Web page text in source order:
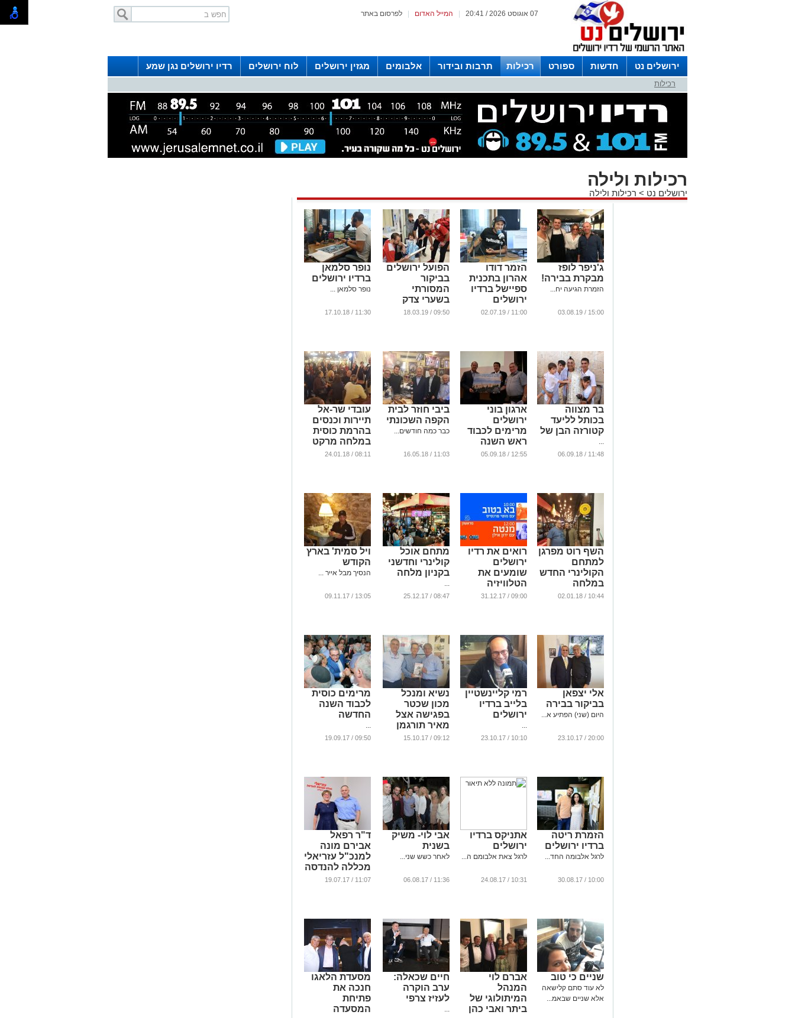
לפרסום באתר המייל האדום 07 אוגוסט 2026 / 20:41
ירושלים נט חדשות ספורט רכילות תרבות ובידור אלבומים מגזין ירושלים לוח ירושלים
רדיו ירושלים נגן שמע
לפרסום ברדיו צרו קשר
רכילות
רכילות ולילה
ירושלים נט > רכילות ולילה
ג'ניפר לופז
מבקרת בבירה!
הזמרת הגיעה יח...
15:00 / 03.08.19
הזמר דודו
אהרון בתכנית
ספיישל ברדיו
ירושלים
...
11:00 / 02.07.19
הפועל ירושלים
בביקור
המסורתי
בשערי צדק
...
09:50 / 18.03.19
נופר סלמאן
ברדיו ירושלים
נופר סלמאן ...
11:30 / 17.10.18
בר מצווה
בכותל לליעד
קטורזה הבן של
...
11:48 / 06.09.18
ארגון בוני
ירושלים
מרימים לכבוד
ראש השנה
...
12:55 / 05.09.18
ביבי חוזר לבית
הקפה השכונתי
כבר כמה חודשים...
11:03 / 16.05.18
עובדי שר-אל
תיירות וכנסים
בהרמת כוסית
במלחה מרקט
...
08:11 / 24.01.18
השף רוט מפרגן
למתחם
הקולינרי החדש
במלחה
...
10:44 / 02.01.18
רואים את רדיו
ירושלים
שומעים את
הטלוויזיה
...
09:00 / 31.12.17
מתחם אוכל
קולינרי וחדשני
בקניון מלחה
...
08:47 / 25.12.17
ויל סמית' בארץ
הקודש
הנסיך מבל אייר ...
13:05 / 09.11.17
אלי יצפאן
בביקור בבירה
היום (שני) הפתיע א...
20:00 / 23.10.17
רמי קליינשטיין
בלייב ברדיו
ירושלים
...
10:10 / 23.10.17
נשיא ומנכל
מכון שכטר
בפגישה אצל
מאיר תורגמן
...
09:12 / 15.10.17
מרימים כוסית
לכבוד השנה
החדשה
...
09:50 / 19.09.17
הזמרת ריטה
ברדיו ירושלים
לרגל אלבומה החד...
10:00 / 30.08.17
אתניקס ברדיו
ירושלים
לרגל צאת אלבומם ה...
10:31 / 24.08.17
אבי לוי- משיק
בשנית
לאחר כשש שני...
11:36 / 06.08.17
ד"ר רפאל
אבירם מונה
למנכ"ל עזריאלי
מכללה להנדסה
...
11:07 / 19.07.17
שניים כי טוב
לא עוד סתם קלישאה
אלא שניים שבאמ...
אברם לוי
המנהל
המיתולוגי של
ביתר ואבי כהן
חיים שכאלה:
ערב הוקרה
לעזיז צרפי
...
מסעדת הלאגו
חנכה את
פתיחת
המסעדה